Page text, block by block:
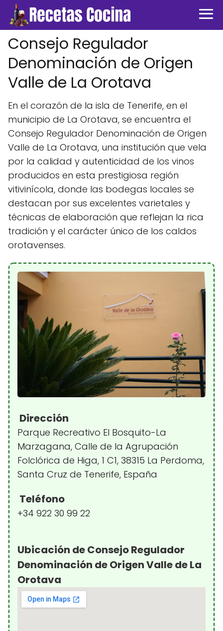
Consejo Regulador
Denominación de Origen
Valle de La Orotava
En el corazón de la isla de Tenerife, en el
municipio de La Orotava, se encuentra el
Consejo Regulador Denominación de Origen
Valle de La Orotava, una institución que vela
por la calidad y autenticidad de los vinos
producidos en esta prestigiosa región
vitivinícola, donde las bodegas locales se
destacan por sus excelentes varietales y
técnicas de elaboración que reflejan la rica
tradición y el carácter único de los caldos
orotavenses.
Dirección
Parque Recreativo El Bosquito-La
Marzagana, Calle de la Agrupación
Folclórica de Higa, 1 C1, 38315 La Perdoma,
Santa Cruz de Tenerife, España
Teléfono
+34 922 30 99 22
Ubicación de Consejo Regulador
Denominación de Origen Valle de La
Orotava